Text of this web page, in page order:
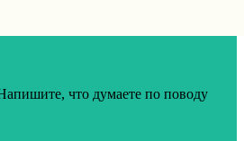
что думаете по поводу